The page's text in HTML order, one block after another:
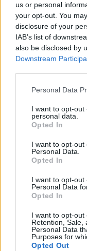
us or personal
your opt-out. You
disclosure of your
IAB’s list of
also be disclosed by
Downstream
Please note that this
not limited to your
grant or deny
use your data for
consent section.
Personal Data
I want to opt-
personal data.
Opted In
I want to opt-out
Personal Data.
Opted In
I want to opt-
Personal Data
Opted In
I want to opt-out
Retention, Sale,
Personal Data
Purposes for
Opted Out
MEGÉRKEZETT
VÍZGYŰJTŐJÉRE
Országos hírek
EGYETEM
Országos hírek
FELHASZNÁLTA
ÉVRE